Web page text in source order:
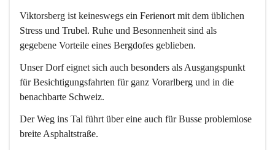
Viktorsberg ist keineswegs ein Ferienort mit dem üblichen
Stress und Trubel. Ruhe und Besonnenheit sind als
gegebene Vorteile eines Bergdofes geblieben.
Unser Dorf eignet sich auch besonders als Ausgangspunkt
für Besichtigungsfahrten für ganz Vorarlberg und in die
benachbarte Schweiz.
Der Weg ins Tal führt über eine auch für Busse problemlose
breite Asphaltstraße.